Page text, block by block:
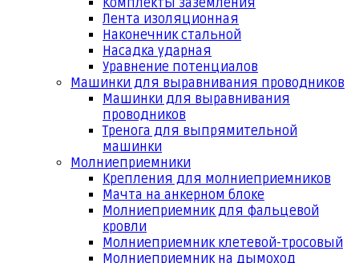
Комплекты заземления
Лента изоляционная
Наконечник стальной
Насадка ударная
Уравнение потенциалов
Машинки для выравнивания проводников
Машинки для выравнивания
проводников
Тренога для выпрямительной
машинки
Молниеприемники
Крепления для молниеприемников
Мачта на анкерном блоке
Молниеприемник для фальцевой
кровли
Молниеприемник клетевой-тросовый
Молниеприемник на дымоход